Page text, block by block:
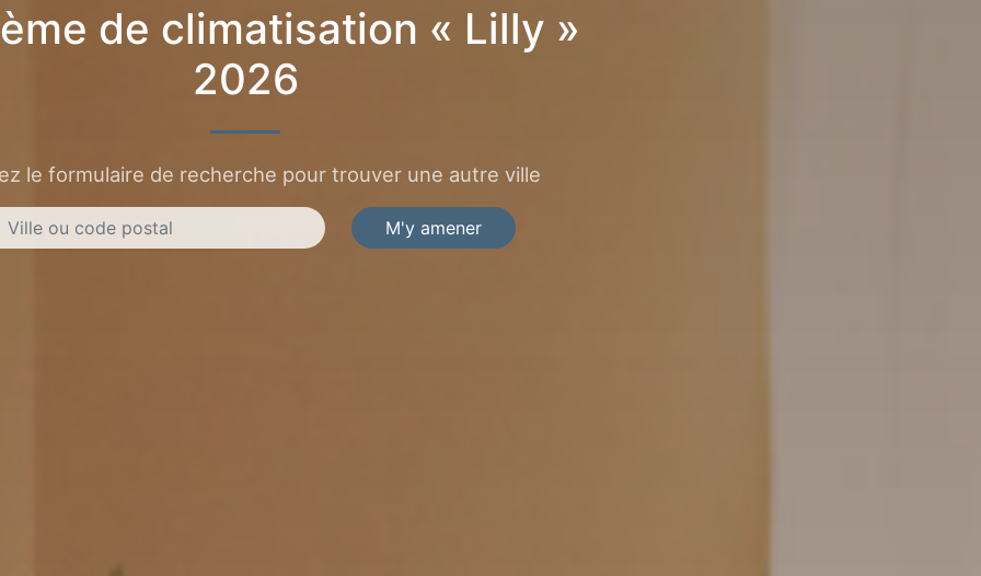
de climatisation « Lilly »
2026
le formulaire de recherche pour trouver une autre ville
M'y amener